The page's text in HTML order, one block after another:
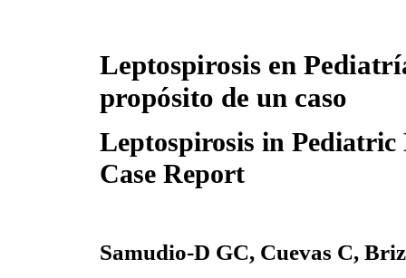
Leptospirosis en
propósito de un caso
Leptospirosis in Pediatric
Case Report
Samudio-D GC, Cuevas C,